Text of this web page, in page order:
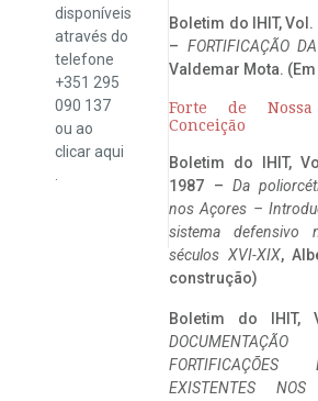
disponíveis
através do
telefone
+351 295
090 137
ou ao
clicaraqui
Boletim do IHIT,
– FORTIFICAÇÃO
Valdemar Mota.
Forte de
Conceição
Boletim do IHIT,
1987 – Da
nos Açores –
sistema defensivo
séculos XVI-XIX,
construção)
Boletim do IHIT,
EXISTENTES